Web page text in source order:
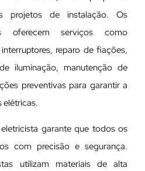
projetos de instalação. Os
oferecem serviços como
reparo de fiações,
iluminação, manutenção de
preventivas para garantir a
elétricas.
garante que todos os
com precisão e segurança.
utilizam materiais de alta